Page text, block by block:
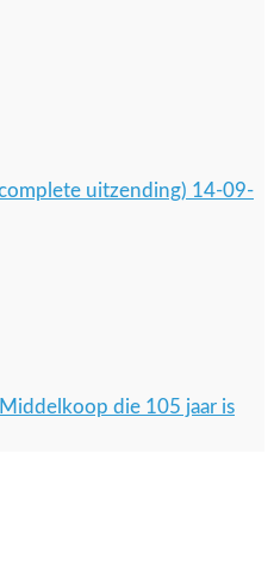
uitzending) 14-09-
die 105 jaar is